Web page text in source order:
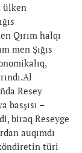
ülken
Qırım halqı
men Şığıs
Resey
basşısı –
biraq Reseyge
auqımdı
köndiretin türi